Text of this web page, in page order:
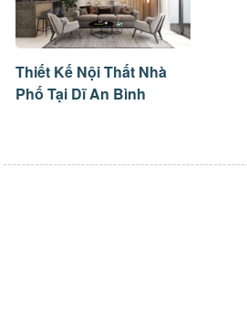
Thiết Kế Nội Thất Nhà
Phố Tại Dĩ An Bình